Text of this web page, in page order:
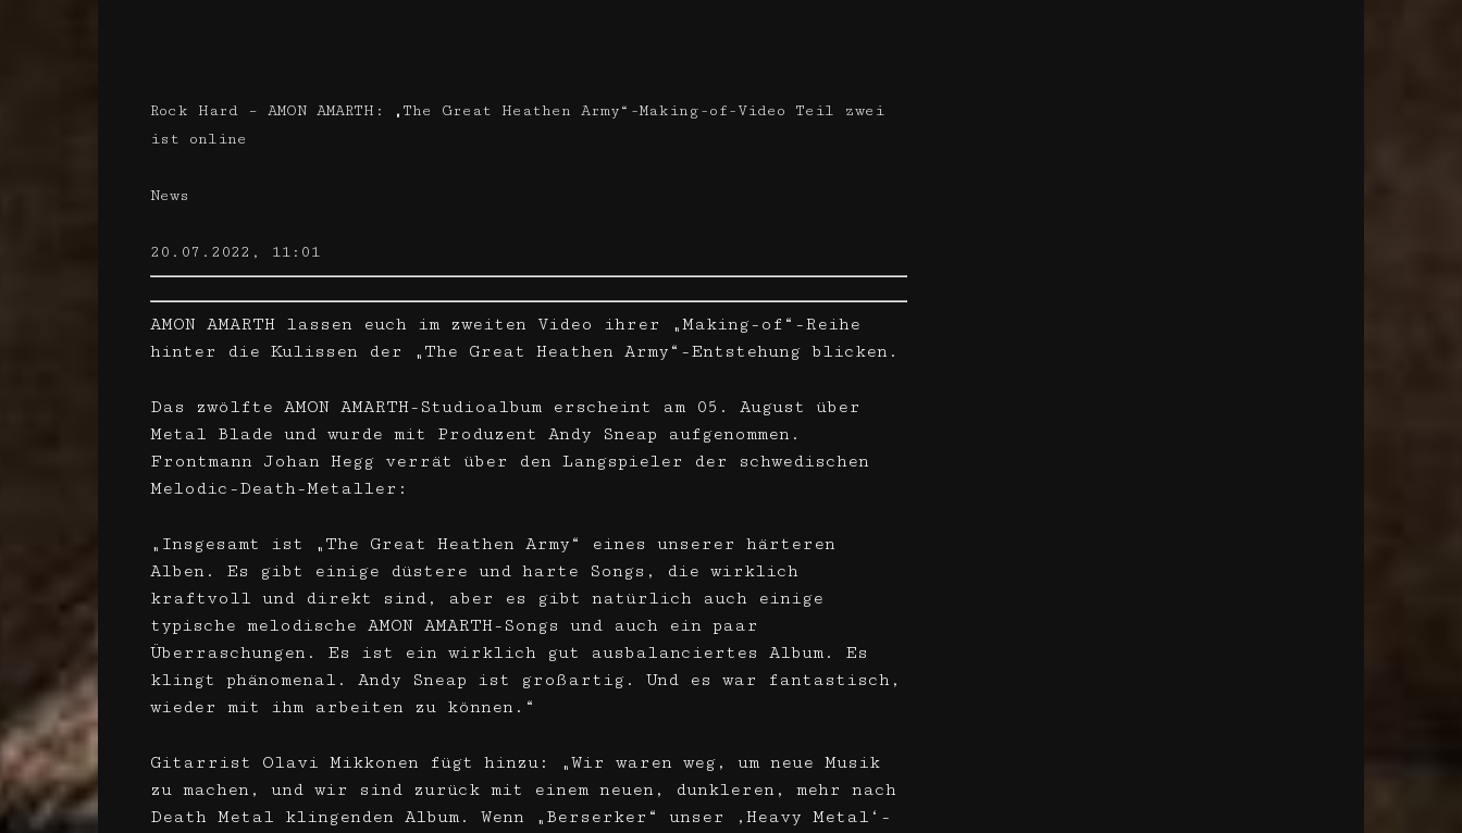
Rock Hard – AMON AMARTH: „The Great Heathen Army“-Making-of-Video Teil zwei
ist online
News
20.07.2022, 11:01
AMON AMARTH lassen euch im zweiten Video ihrer „Making-of“-Reihe
hinter die Kulissen der „The Great Heathen Army“-Entstehung blicken.
Das zwölfte AMON AMARTH-Studioalbum erscheint am 05. August über
Metal Blade und wurde mit Produzent Andy Sneap aufgenommen.
Frontmann Johan Hegg verrät über den Langspieler der schwedischen
Melodic-Death-Metaller:
„Insgesamt ist „The Great Heathen Army“ eines unserer härteren
Alben. Es gibt einige düstere und harte Songs, die wirklich
kraftvoll und direkt sind, aber es gibt natürlich auch einige
typische melodische AMON AMARTH-Songs und auch ein paar
Überraschungen. Es ist ein wirklich gut ausbalanciertes Album. Es
klingt phänomenal. Andy Sneap ist großartig. Und es war fantastisch,
wieder mit ihm arbeiten zu können.“
Gitarrist Olavi Mikkonen fügt hinzu: „Wir waren weg, um neue Musik
zu machen, und wir sind zurück mit einem neuen, dunkleren, mehr nach
Death Metal klingenden Album. Wenn „Berserker“ unser ‚Heavy Metal‘-